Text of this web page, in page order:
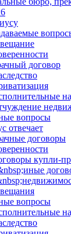
договор
вопросы
отвечает
договоры
купли-
вопросы